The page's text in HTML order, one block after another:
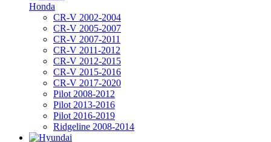
Honda
CR-V 2002-2004
CR-V 2005-2007
CR-V 2007-2011
CR-V 2011-2012
CR-V 2012-2015
CR-V 2015-2016
CR-V 2017-2020
Pilot 2008-2012
Pilot 2013-2016
Pilot 2016-2019
Ridgeline 2008-2014